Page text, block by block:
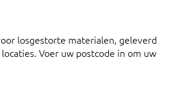
losgestorte materialen, geleverd
Voer uw postcode in om uw